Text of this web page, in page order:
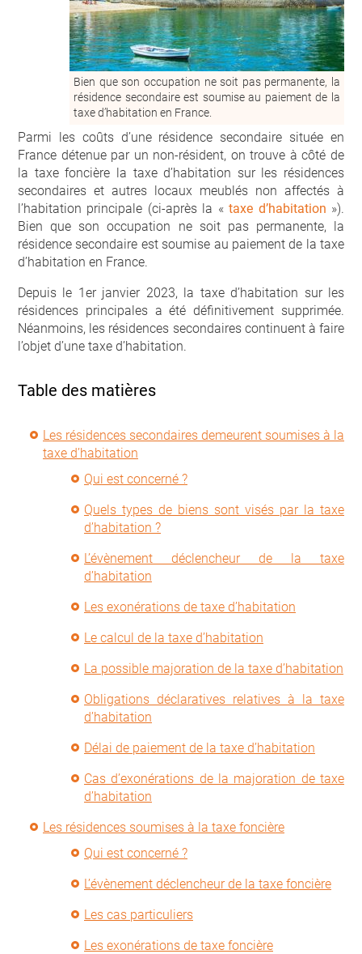
Bien que son occupation ne soit pas permanente, la
résidence secondaire est soumise au paiement de la
taxe d’habitation en France.
Parmi les coûts d’une résidence secondaire située en
France détenue par un non-résident, on trouve à côté de
la taxe foncière la taxe d’habitation sur les résidences
secondaires et autres locaux meublés non affectés à
l’habitation principale (ci-après la «taxe d’habitation »).
Bien que son occupation ne soit pas permanente, la
résidence secondaire est soumise au paiement de la taxe
d’habitation en France.
Depuis le 1erjanvier 2023, la taxe d’habitation sur les
résidences principales a été définitivement supprimée.
Néanmoins, les résidences secondaires continuent à faire
l’objet d’une taxe d’habitation.
Table des matières
Les résidences secondaires demeurent soumises à la
taxe d’habitation
Qui est concerné ?
Quels types de biens sont visés par la taxe
d’habitation ?
L’évènement déclencheur de la taxe
d’habitation
Les exonérations de taxe d’habitation
Le calcul de la taxe d’habitation
La possible majoration de la taxe d’habitation
Obligations déclaratives relatives à la taxe
d’habitation
Délai de paiement de la taxe d’habitation
Cas d’exonérations de la majoration de taxe
d’habitation
Les résidences soumises à la taxe foncière
Qui est concerné ?
L’évènement déclencheur de la taxe foncière
Les cas particuliers
Les exonérations de taxe foncière